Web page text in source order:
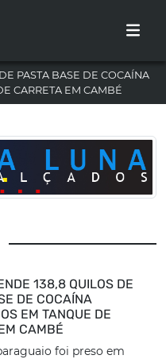
PASTA BASE DE COCAÍNA
CARRETA EM CAMBÉ
138,8 QUILOS DE
DE COCAÍNA
EM TANQUE DE
CAMBÉ
foi preso em